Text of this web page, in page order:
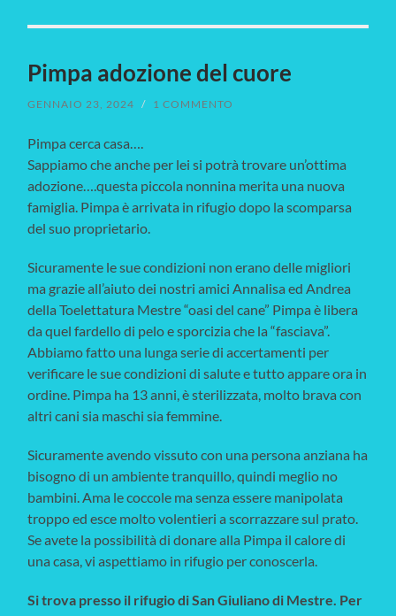
Pimpa adozione del cuore
GENNAIO 23, 2024 / 1 COMMENTO
Pimpa cerca casa….
Sappiamo che anche per lei si potrà trovare un’ottima
adozione….questa piccola nonnina merita una nuova
famiglia. Pimpa è arrivata in rifugio dopo la scomparsa
del suo proprietario.
Sicuramente le sue condizioni non erano delle migliori
ma grazie all’aiuto dei nostri amici Annalisa ed Andrea
della Toelettatura Mestre “oasi del cane” Pimpa è libera
da quel fardello di pelo e sporcizia che la “fasciava”.
Abbiamo fatto una lunga serie di accertamenti per
verificare le sue condizioni di salute e tutto appare ora in
ordine. Pimpa ha 13 anni, è sterilizzata, molto brava con
altri cani sia maschi sia femmine.
Sicuramente avendo vissuto con una persona anziana ha
bisogno di un ambiente tranquillo, quindi meglio no
bambini. Ama le coccole ma senza essere manipolata
troppo ed esce molto volentieri a scorrazzare sul prato.
Se avete la possibilità di donare alla Pimpa il calore di
una casa, vi aspettiamo in rifugio per conoscerla.
Si trova presso il rifugio di San Giuliano di Mestre. Per